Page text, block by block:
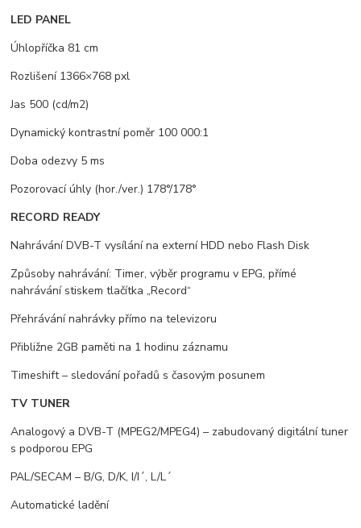
LED PANEL
Úhlopříčka 81 cm
Rozlišení 1366×768 pxl
Jas 500 (cd/m2)
Dynamický kontrastní poměr 100 000:1
Doba odezvy 5 ms
Pozorovací úhly (hor./ver.) 178°/178°
RECORD READY
Nahrávání DVB-T vysílání na externí HDD nebo Flash Disk
Způsoby nahrávání: Timer, výběr programu v EPG, přímé
nahrávání stiskem tlačítka „Record“
Přehrávání nahrávky přímo na televizoru
Přibližne 2GB paměti na 1 hodinu záznamu
Timeshift – sledování pořadů s časovým posunem
TV TUNER
Analogový a DVB-T (MPEG2/MPEG4) – zabudovaný digitální tuner
s podporou EPG
PAL/SECAM – B/G, D/K, I/I´, L/L´
Automatické ladění